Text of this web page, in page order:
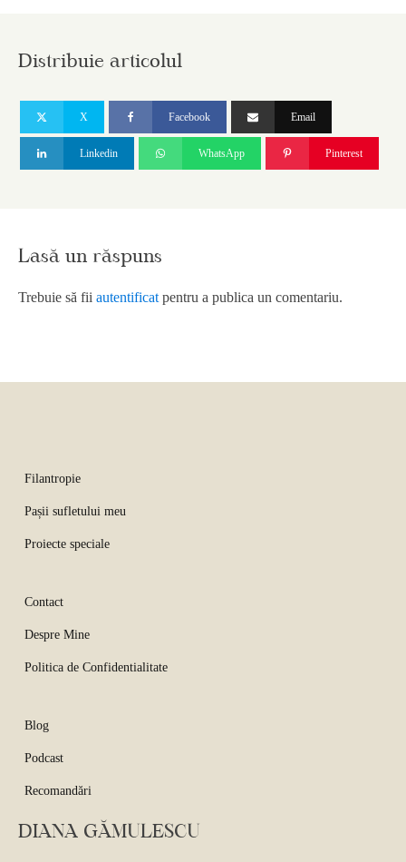
Distribuie articolul
X Facebook Email
Linkedin WhatsApp Pinterest
Lasă un răspuns
Trebuie să fii autentificat pentru a publica un comentariu.
Filantropie
Pașii sufletului meu
Proiecte speciale
Contact
Despre Mine
Politica de Confidentialitate
Blog
Podcast
Recomandări
DIANA GĂMULESCU